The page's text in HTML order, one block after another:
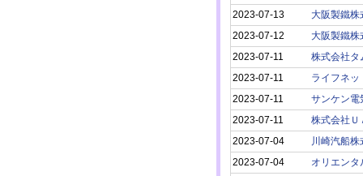
2023-07-13
大阪製鐵株
2023-07-12
大阪製鐵株
2023-07-11
株式会社タ
2023-07-11
ライフネッ
2023-07-11
サンケン電
2023-07-11
株式会社Ｕ
2023-07-04
川崎汽船株
2023-07-04
オリエンタ